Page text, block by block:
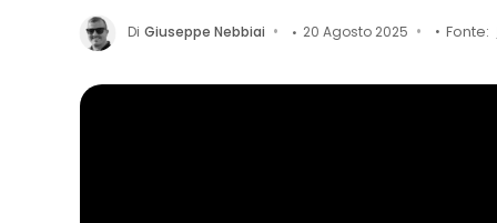
Di Giuseppe Nebbiai 20 Agosto 2025 Fonte: